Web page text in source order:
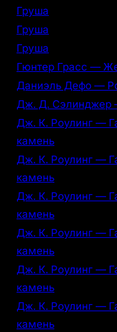
Груша
Груша
Груша
Гюнтер Грасс —
Даниэль Дефо —
Дж. Д. Сэлинджер
Дж. К. Роулинг —
камень
Дж. К. Роулинг —
камень
Дж. К. Роулинг —
камень
Дж. К. Роулинг —
камень
Дж. К. Роулинг —
камень
Дж. К. Роулинг —
камень